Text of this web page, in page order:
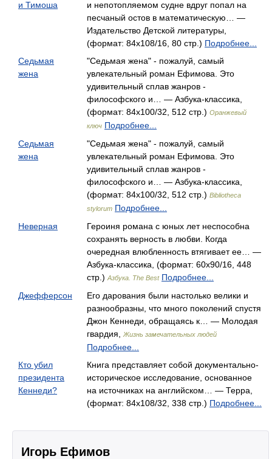
и Тимоша
и непотопляемом судне вдруг попал на
песчаный остов в математическую… —
Издательство Детской литературы,
(формат: 84x108/16, 80 стр.) Подробнее...
Седьмая
жена
"Седьмая жена" - пожалуй, самый
увлекательный роман Ефимова. Это
удивительный сплав жанров -
философского и… — Азбука-классика,
(формат: 84x100/32, 512 стр.) Оранжевый
ключ Подробнее...
Седьмая
жена
"Седьмая жена" - пожалуй, самый
увлекательный роман Ефимова. Это
удивительный сплав жанров -
философского и… — Азбука-классика,
(формат: 84x100/32, 512 стр.) Bibliotheca
stylorum Подробнее...
Неверная
Героиня романа с юных лет неспособна
сохранять верность в любви. Когда
очередная влюбленность втягивает ее… —
Азбука-классика, (формат: 60x90/16, 448
стр.) Азбука. The Best Подробнее...
Джефферсон
Его дарования были настолько велики и
разнообразны, что много поколений спустя
Джон Кеннеди, обращаясь к… — Молодая
гвардия,
Жизнь замечательных людей
Подробнее...
Кто убил
президента
Кеннеди?
Книга представляет собой документально-
историческое исследование, основанное
на источниках на английском… — Терра,
(формат: 84x108/32, 338 стр.) Подробнее...
Игорь Ефимов